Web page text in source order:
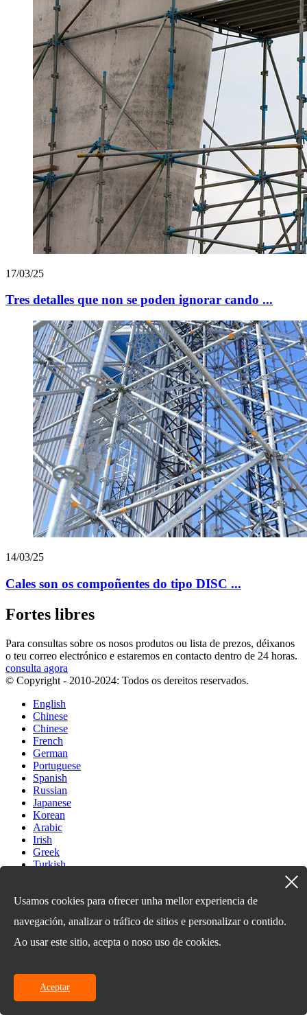
17/03/25
Tres detalles que non se poden ignorar cando ...
14/03/25
Cales son os compoñentes do tipo DISC ...
Fortes libres
Para consultas sobre os nosos produtos ou lista de prezos, déixanos
o teu correo electrónico e estaremos en contacto dentro de 24 horas.
consulta agora
© Copyright - 2010-2024: Todos os dereitos reservados.
English
Chinese
Chinese
French
German
Portuguese
Spanish
Russian
Japanese
Korean
Arabic
Irish
Greek
Turkish
Romanian
Czech
Afrikaans
Basque
Catalan
Esperanto
Usamos cookies para ofrecer unha mellor experiencia de
navegación, analizar o tráfico de sitios e personalizar o contido.
Ao usar este sitio, acepta o noso uso de cookies.
Aceptar